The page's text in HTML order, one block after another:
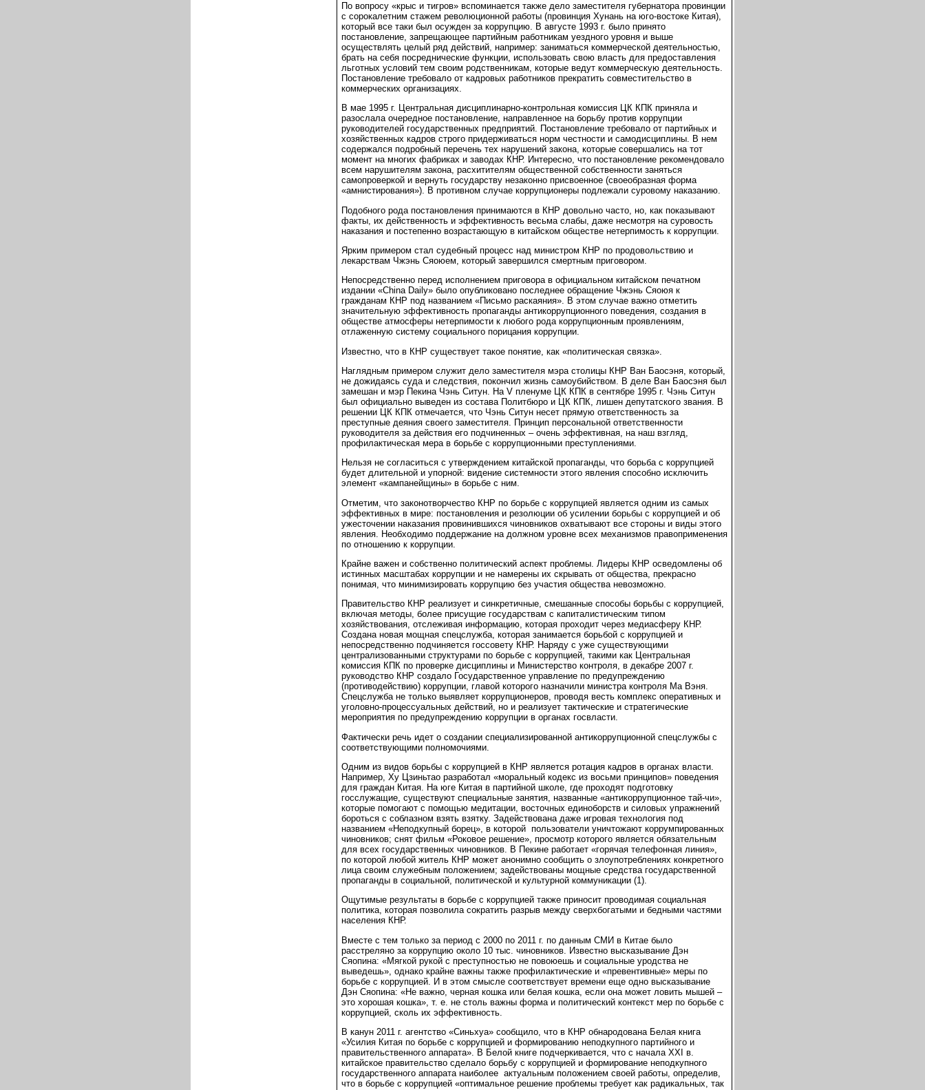
По вопросу «крыс и тигров» вспоминается также дело заместителя губернатора провинции
с сорокалетним стажем революционной работы (провинция Хунань на юго-востоке Китая),
который все таки был осужден за коррупцию. В августе 1993 г. было принято
постановление, запрещающее партийным работникам уездного уровня и выше
осуществлять целый ряд действий, например: заниматься коммерческой деятельностью,
брать на себя посреднические функции, использовать свою власть для предоставления
льготных условий тем своим родственникам, которые ведут коммерческую деятельность.
Постановление требовало от кадровых работников прекратить совместительство в
коммерческих организациях.
В мае 1995 г. Центральная дисциплинарно-контрольная комиссия ЦК КПК приняла и
разослала очередное постановление, направленное на борьбу против коррупции
руководителей государственных предприятий. Постановление требовало от партийных и
хозяйственных кадров строго придерживаться норм честности и самодисциплины. В нем
содержался подробный перечень тех нарушений закона, которые совершались на тот
момент на многих фабриках и заводах КНР. Интересно, что постановление рекомендовало
всем нарушителям закона, расхитителям общественной собственности заняться
самопроверкой и вернуть государству незаконно присвоенное (своеобразная форма
«амнистирования»). В противном случае коррупционеры подлежали суровому наказанию.
Подобного рода постановления принимаются в КНР довольно часто, но, как показывают
факты, их действенность и эффективность весьма слабы, даже несмотря на суровость
наказания и постепенно возрастающую в китайском обществе нетерпимость к коррупции.
Ярким примером стал судебный процесс над министром КНР по продовольствию и
лекарствам Чжэнь Сяоюем, который завершился смертным приговором.
Непосредственно перед исполнением приговора в официальном китайском печатном
издании «China Daily» было опубликовано последнее обращение Чжэнь Сяоюя к
гражданам КНР под названием «Письмо раскаяния». В этом случае важно отметить
значительную эффективность пропаганды антикоррупционного поведения, создания в
обществе атмосферы нетерпимости к любого рода коррупционным проявлениям,
отлаженную систему социального порицания коррупции.
Известно, что в КНР существует такое понятие, как «политическая связка».
Наглядным примером служит дело заместителя мэра столицы КНР Ван Баосэня, который,
не дожидаясь суда и следствия, покончил жизнь самоубийством. В деле Ван Баосэня был
замешан и мэр Пекина Чэнь Ситун. На V пленуме ЦК КПК в сентябре 1995 г. Чэнь Ситун
был официально выведен из состава Политбюро и ЦК КПК, лишен депутатского звания. В
решении ЦК КПК отмечается, что Чэнь Ситун несет прямую ответственность за
преступные деяния своего заместителя. Принцип персональной ответственности
руководителя за действия его подчиненных – очень эффективная, на наш взгляд,
профилактическая мера в борьбе с коррупционными преступлениями.
Нельзя не согласиться с утверждением китайской пропаганды, что борьба с коррупцией
будет длительной и упорной: видение системности этого явления способно исключить
элемент «кампанейщины» в борьбе с ним.
Отметим, что законотворчество КНР по борьбе с коррупцией является одним из самых
эффективных в мире: постановления и резолюции об усилении борьбы с коррупцией и об
ужесточении наказания провинившихся чиновников охватывают все стороны и виды этого
явления. Необходимо поддержание на должном уровне всех механизмов правоприменения
по отношению к коррупции.
Крайне важен и собственно политический аспект проблемы. Лидеры КНР осведомлены об
истинных масштабах коррупции и не намерены их скрывать от общества, прекрасно
понимая, что минимизировать коррупцию без участия общества невозможно.
Правительство КНР реализует и синкретичные, смешанные способы борьбы с коррупцией,
включая методы, более присущие государствам с капиталистическим типом
хозяйствования, отслеживая информацию, которая проходит через медиасферу КНР.
Создана новая мощная спецслужба, которая занимается борьбой с коррупцией и
непосредственно подчиняется госсовету КНР. Наряду с уже существующими
централизованными структурами по борьбе с коррупцией, такими как Центральная
комиссия КПК по проверке дисциплины и Министерство контроля, в декабре 2007 г.
руководство КНР создало Государственное управление по предупреждению
(противодействию) коррупции, главой которого назначили министра контроля Ма Вэня.
Спецслужба не только выявляет коррупционеров, проводя весть комплекс оперативных и
уголовно-процессуальных действий, но и реализует тактические и стратегические
мероприятия по предупреждению коррупции в органах госвласти.
Фактически речь идет о создании специализированной антикоррупционной спецслужбы с
соответствующими полномочиями.
Одним из видов борьбы с коррупцией в КНР является ротация кадров в органах власти.
Например, Ху Цзиньтао разработал «моральный кодекс из восьми принципов» поведения
для граждан Китая. На юге Китая в партийной школе, где проходят подготовку
госслужащие, существуют специальные занятия, названные «антикоррупционное тай-чи»,
которые помогают с помощью медитации, восточных единоборств и силовых упражнений
бороться с соблазном взять взятку. Задействована даже игровая технология под
названием «Неподкупный борец», в которой пользователи уничтожают коррумпированных
чиновников; снят фильм «Роковое решение», просмотр которого является обязательным
для всех государственных чиновников. В Пекине работает «горячая телефонная линия»,
по которой любой житель КНР может анонимно сообщить о злоупотреблениях конкретного
лица своим служебным положением; задействованы мощные средства государственной
пропаганды в социальной, политической и культурной коммуникации (1).
Ощутимые результаты в борьбе с коррупцией также приносит проводимая социальная
политика, которая позволила сократить разрыв между сверхбогатыми и бедными частями
населения КНР.
Вместе с тем только за период с 2000 по 2011 г. по данным СМИ в Китае было
расстреляно за коррупцию около 10 тыс. чиновников. Известно высказывание Дэн
Сяопина: «Мягкой рукой с преступностью не повоюешь и социальные уродства не
выведешь», однако крайне важны также профилактические и «превентивные» меры по
борьбе с коррупцией. И в этом смысле соответствует времени еще одно высказывание
Дэн Сяопина: «Не важно, черная кошка или белая кошка, если она может ловить мышей –
это хорошая кошка», т. е. не столь важны форма и политический контекст мер по борьбе с
коррупцией, сколь их эффективность.
В канун 2011 г. агентство «Синьхуа» сообщило, что в КНР обнародована Белая книга
«Усилия Китая по борьбе с коррупцией и формированию неподкупного партийного и
правительственного аппарата». В Белой книге подчеркивается, что с начала XXI в.
китайское правительство сделало борьбу с коррупцией и формирование неподкупного
государственного аппарата наиболее актуальным положением своей работы, определив,
что в борьбе с коррупцией «оптимальное решение проблемы требует как радикальных, так